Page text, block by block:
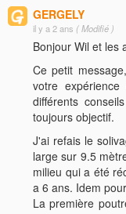
GERGELY
il y a 2 ans ( Modifié )
Bonjour Wil et les
Ce petit
votre
différents
toujours objectif.
J'ai refais le
large sur 9.5
milieu qui a été
a 6 ans. Idem
La première